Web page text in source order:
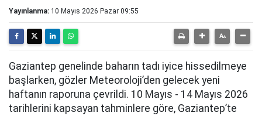
Yayınlanma: 10 Mayıs 2026 Pazar 09:55
Gaziantep genelinde baharın tadı iyice hissedilmeye
başlarken, gözler Meteoroloji’den gelecek yeni
haftanın raporuna çevrildi. 10 Mayıs - 14 Mayıs 2026
tarihlerini kapsayan tahminlere göre, Gaziantep’te